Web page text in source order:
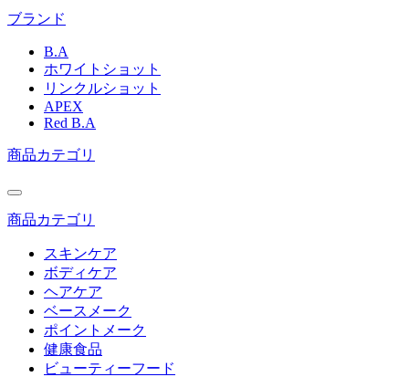
エ
ア
へ
ブランド
B.A
ホワイトショット
リンクルショット
APEX
Red B.A
商品カテゴリ
商品カテゴリ
スキンケア
ボディケア
ヘアケア
ベースメーク
ポイントメーク
健康食品
ビューティーフード